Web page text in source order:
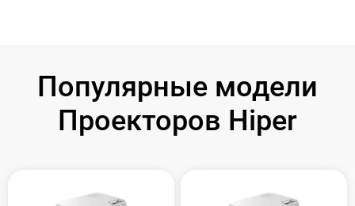
Популярные модели
Проекторов Hiper